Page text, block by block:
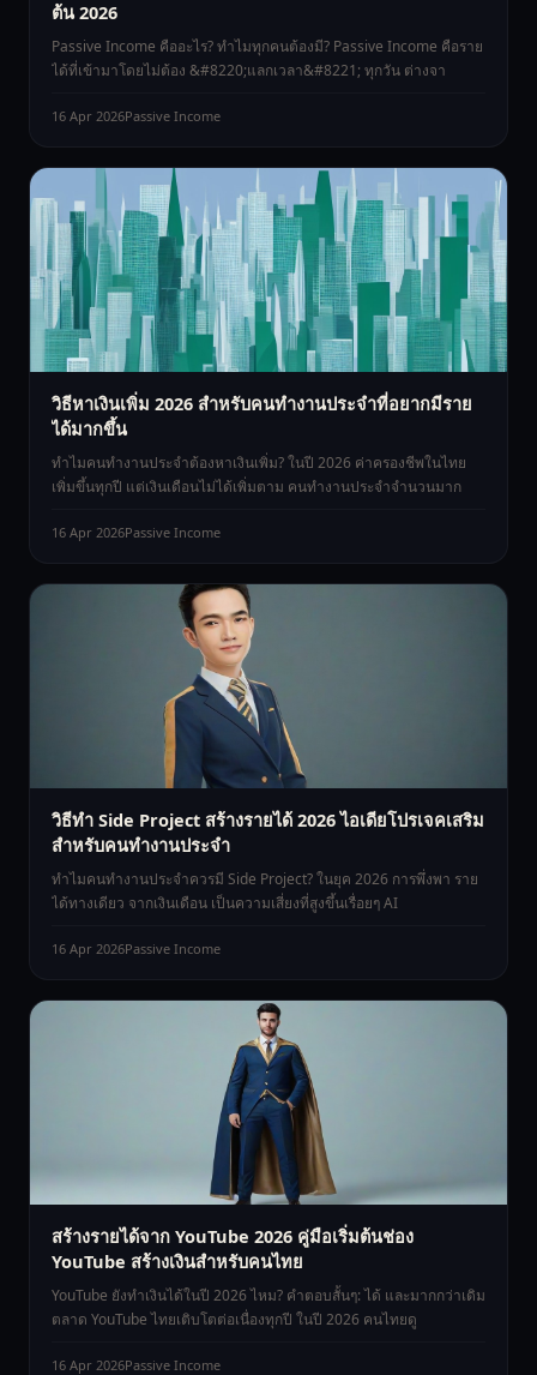
ต้น 2026
Passive Income คืออะไร? ทำไมทุกคนต้องมี? Passive Income คือราย
ได้ที่เข้ามาโดยไม่ต้อง &#8220;แลกเวลา&#8221; ทุกวัน ต่างจา
16 Apr 2026Passive Income
วิธีหาเงินเพิ่ม 2026 สำหรับคนทำงานประจำที่อยากมีราย
ได้มากขึ้น
ทำไมคนทำงานประจำต้องหาเงินเพิ่ม? ในปี 2026 ค่าครองชีพในไทย
เพิ่มขึ้นทุกปี แต่เงินเดือนไม่ได้เพิ่มตาม คนทำงานประจำจำนวนมาก
16 Apr 2026Passive Income
วิธีทำ Side Project สร้างรายได้ 2026 ไอเดียโปรเจคเสริม
สำหรับคนทำงานประจำ
ทำไมคนทำงานประจำควรมี Side Project? ในยุค 2026 การพึ่งพา ราย
ได้ทางเดียว จากเงินเดือน เป็นความเสี่ยงที่สูงขึ้นเรื่อยๆ AI
16 Apr 2026Passive Income
สร้างรายได้จาก YouTube 2026 คู่มือเริ่มต้นช่อง
YouTube สร้างเงินสำหรับคนไทย
YouTube ยังทำเงินได้ในปี 2026 ไหม? คำตอบสั้นๆ: ได้ และมากกว่าเดิม
ตลาด YouTube ไทยเติบโตต่อเนื่องทุกปี ในปี 2026 คนไทยดู
16 Apr 2026Passive Income